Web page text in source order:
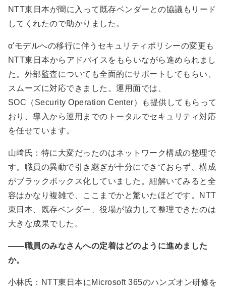
NTT東日本が間に入って既存ベンダーとの協議もリード
してくれたので助かりました。
α'モデルへの移行に伴うセキュリティポリシーの変更も
NTT東日本からアドバイスをもらいながら進められまし
た。外部監査についても全面的にサポートしてもらい、
スムーズに対応できました。運用面では、
SOC（Security Operation Center）も提供してもらって
おり、導入から運用までのトータルでセキュリティ対応
を任せています。
山﨑氏：特に大変だったのはネットワーク構成の整理で
す。職員の異動で引き継ぎが十分にできておらず、構成
がブラックボックス化していました。紐解いてみると全
容はかなり複雑で、ここまでかと驚いたほどです。NTT
東日本、既存ベンダー、役場が協力して整理できたのは
大きな成果でした。
――職員のみなさんへの定着はどのように進めました
か。
小林氏：NTT東日本にMicrosoft 365のハンズオン研修を